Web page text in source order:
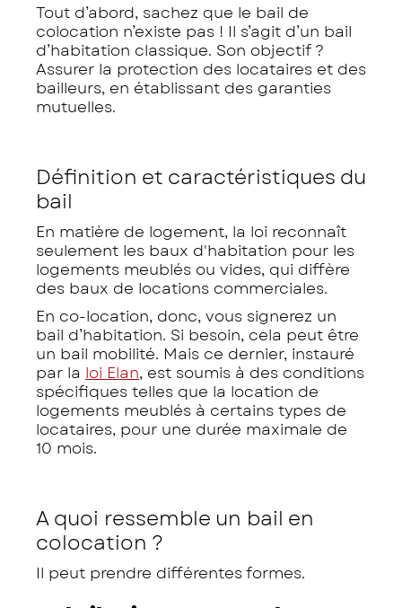
Tout d’abord, sachez que le bail de
colocation n’existe pas ! Il s’agit d’un bail
d’habitation classique. Son objectif ?
Assurer la protection des locataires et des
bailleurs, en établissant des garanties
mutuelles.
Définition et caractéristiques du
bail
En matière de logement, la loi reconnaît
seulement les baux d'habitation pour les
logements meublés ou vides, qui diffère
des baux de locations commerciales.
En co-location, donc, vous signerez un
bail d’habitation. Si besoin, cela peut être
un bail mobilité. Mais ce dernier, instauré
par la loi Elan, est soumis à des conditions
spécifiques telles que la location de
logements meublés à certains types de
locataires, pour une durée maximale de
10 mois.
A quoi ressemble un bail en
colocation ?
Il peut prendre différentes formes.